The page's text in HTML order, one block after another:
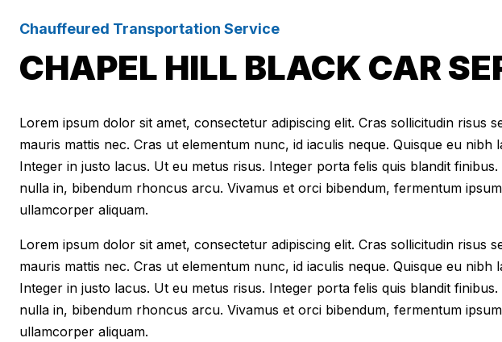
Chauffeured Transportation Service
CHAPEL HILL BLACK CAR
Lorem ipsum dolor sit amet, consectetur adipiscing elit. Cras sollicitudin
mauris mattis nec. Cras ut elementum nunc, id iaculis neque. Quisque eu
Integer in justo lacus. Ut eu metus risus. Integer porta felis quis blandit
nulla in, bibendum rhoncus arcu. Vivamus et orci bibendum, fermentum
ullamcorper aliquam.
Lorem ipsum dolor sit amet, consectetur adipiscing elit. Cras sollicitudin
mauris mattis nec. Cras ut elementum nunc, id iaculis neque. Quisque eu
Integer in justo lacus. Ut eu metus risus. Integer porta felis quis blandit
nulla in, bibendum rhoncus arcu. Vivamus et orci bibendum, fermentum
ullamcorper aliquam.